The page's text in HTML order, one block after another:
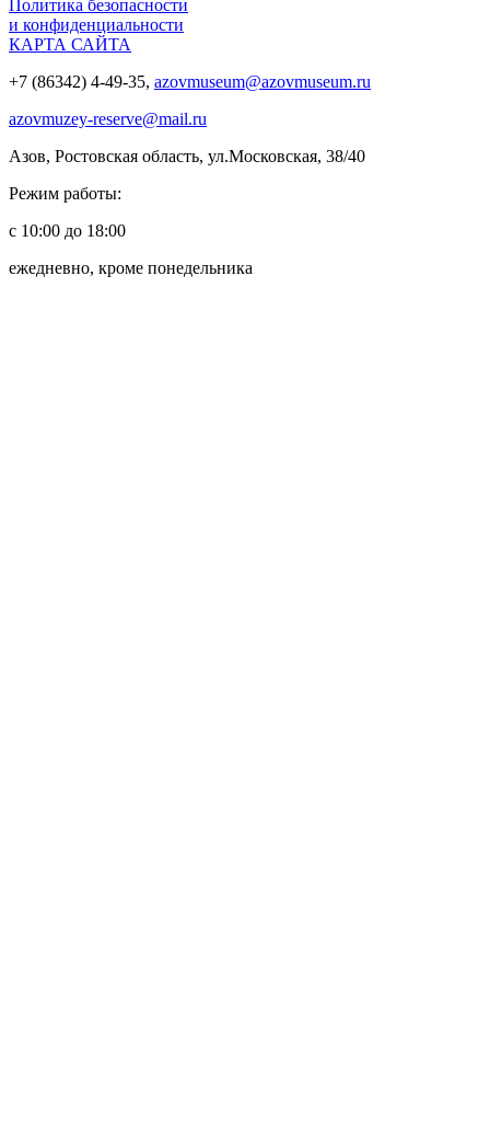
Политика безопасности
и конфиденциальности
КАРТА САЙТА
+7 (86342) 4-49-35, azovmuseum@azovmuseum.ru
azovmuzey-reserve@mail.ru
Азов, Ростовская область, ул.Московская, 38/40
Режим работы:
с 10:00 до 18:00
ежедневно, кроме понедельника